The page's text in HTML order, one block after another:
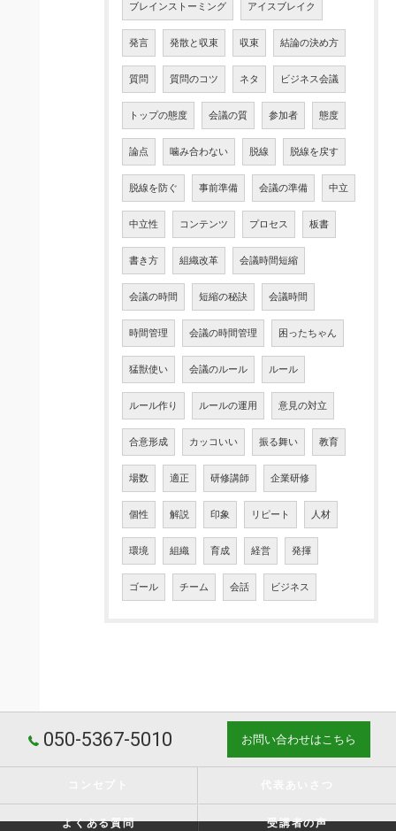
ブレインストーミング アイスブレイク
発言 発散と収束 収束 結論の決め方
質問 質問のコツ ネタ ビジネス会議
トップの態度 会議の質 参加者 態度
論点 噛み合わない 脱線 脱線を戻す
脱線を防ぐ 事前準備 会議の準備 中立
中立性 コンテンツ プロセス 板書
書き方 組織改革 会議時間短縮
会議の時間 短縮の秘訣 会議時間
時間管理 会議の時間管理 困ったちゃん
猛獣使い 会議のルール ルール
ルール作り ルールの運用 意見の対立
合意形成 カッコいい 振る舞い 教育
場数 適正 研修講師 企業研修
個性 解説 印象 リピート 人材
環境 組織 育成 経営 発揮
ゴール チーム 会話 ビジネス
050-5367-5010 お問い合わせはこちら
よくある質問 受講者の声